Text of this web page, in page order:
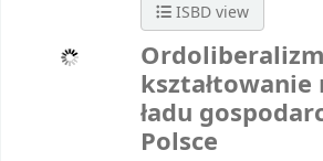
ISBD view
ładu
Polsce